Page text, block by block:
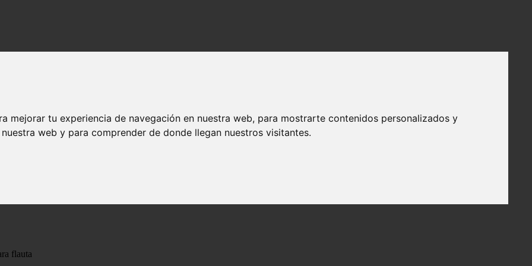
mejorar tu experiencia de navegación en nuestra web, para mostrarte contenidos personalizados y
web y para comprender de donde llegan nuestros visitantes.
flauta